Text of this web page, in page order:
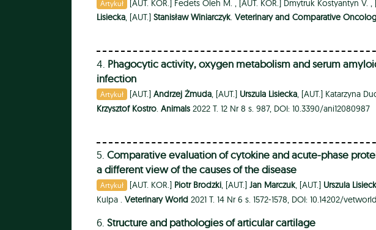
Artykuł [AUT. KOR.] Fedets Oleh M. , [AUT. KOR.] Dmytruk Kostyantyn V. ,
Lisiecka, [AUT.] Stanisław Winiarczyk. Veterinary and Comparative
4. Phagocytic activity, oxygen metabolism and serum
infection
Artykuł [AUT.]Andrzej Żmuda, [AUT.] Urszula Lisiecka, [AUT.] Katarzyna
Krzysztof Kostro. Animals 2022 T. 12 Nr 8 s. 987, DOI: 10.3390/ani12080987
5. Comparative evaluation of cytokine and acute-phase
a different view of the causes of the disease
Artykuł [AUT. KOR.] Piotr Brodzki, [AUT.]Jan Marczuk, [AUT.] Urszula
Kulpa . Veterinary World 2021 T. 14 Nr 6 s. 1572-1578, DOI: 10.14202/
6. Structure and pathologies of articular cartilage